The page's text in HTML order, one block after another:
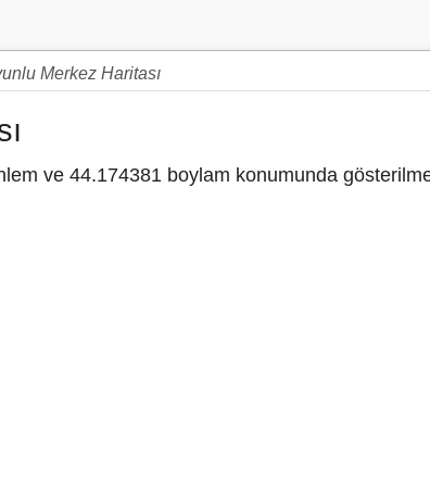
Merkez Haritası
ve 44.174381 boylam konumunda